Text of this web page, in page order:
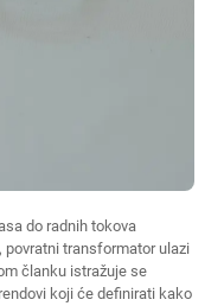
do radnih tokova
transformator ulazi
članku istražuje se
koji će definirati kako